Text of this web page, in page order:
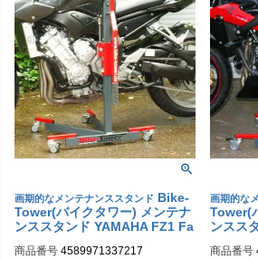
画期的なメンテナンススタンド Bike-
Tower(バイクタワー) メンテナ
ンススタンド YAMAHA FZ1 Fa
商品番号 4589971337217
画期的な
Tower(
ンスス
商品番号